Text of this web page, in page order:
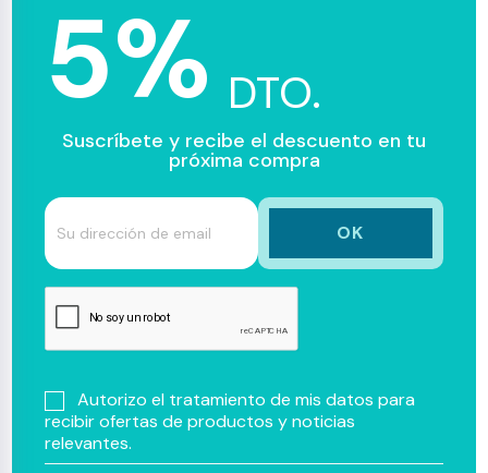
5% DTO.
Suscríbete y recibe el descuento en tu
próxima compra
Autorizo el tratamiento de mis datos para
recibir ofertas de productos y noticias
relevantes.